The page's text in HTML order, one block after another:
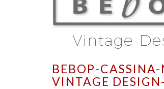
BEBOP-
VINTAGE